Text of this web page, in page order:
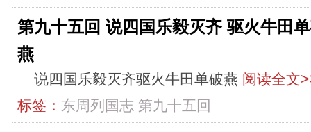
第九十五回 说四国乐毅灭齐 驱火牛田
燕
说四国乐毅灭齐驱火牛田单破燕 阅读全文
标签： 东周列国志 第九十五回